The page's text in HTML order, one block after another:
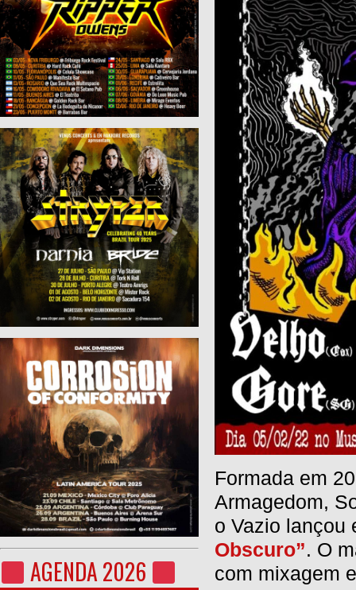
AGENDA 2026
Formada em
Armagedom,
o Vazio lançou
Obscuro”. O
com mixagem